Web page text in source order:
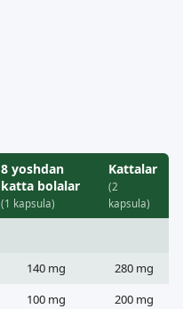
8 yoshdan
katta bolalar
(1 kapsula)
Kattalar
(2
kapsula)
140 mg
280 mg
100 mg
200 mg